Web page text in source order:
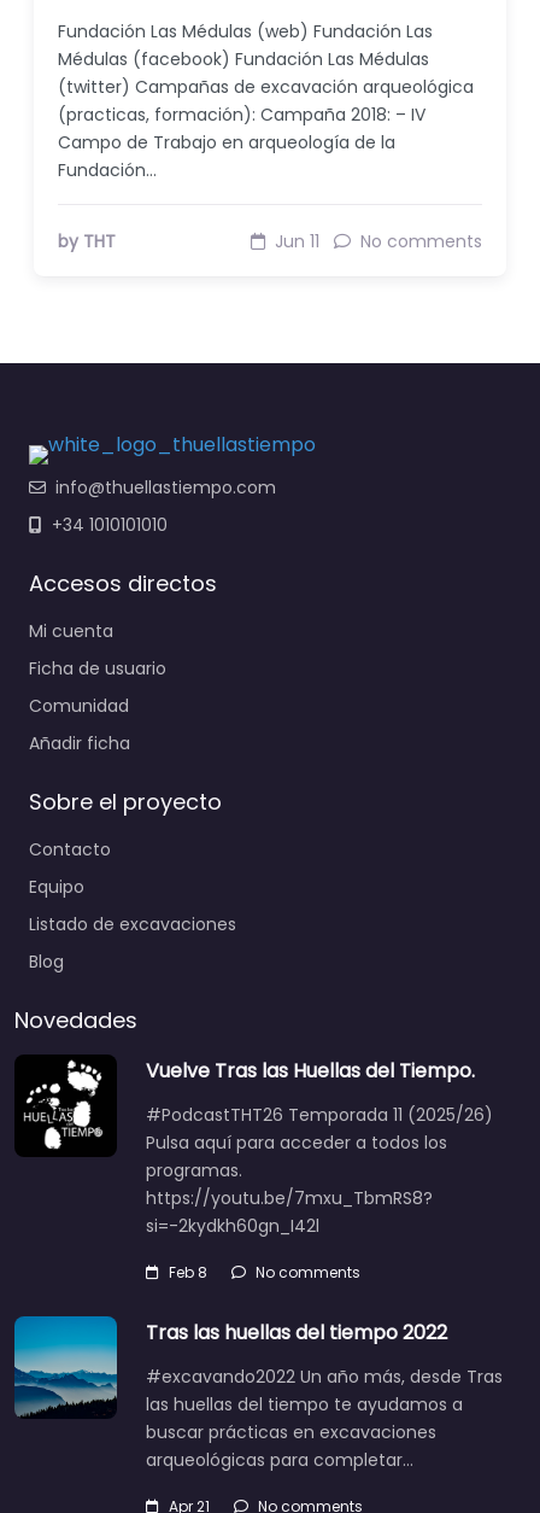
Fundación Las Médulas (web) Fundación Las
Médulas (facebook) Fundación Las Médulas
(twitter) Campañas de excavación arqueológica
(practicas, formación): Campaña 2018: – IV
Campo de Trabajo en arqueología de la
Fundación…
by THT Jun 11 No comments
info@thuellastiempo.com
+34 1010101010
Accesos directos
Mi cuenta
Ficha de usuario
Comunidad
Añadir ficha
Sobre el proyecto
Contacto
Equipo
Listado de excavaciones
Blog
Novedades
Vuelve Tras las Huellas del Tiempo.
#PodcastTHT26 Temporada 11 (2025/26)
Pulsa aquí para acceder a todos los
programas.
https://youtu.be/7mxu_TbmRS8?
si=-2kydkh60gn_I42l
Feb 8 No comments
Tras las huellas del tiempo 2022
#excavando2022 Un año más, desde Tras
las huellas del tiempo te ayudamos a
buscar prácticas en excavaciones
arqueológicas para completar…
Apr 21 No comments